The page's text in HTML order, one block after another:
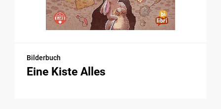
Bilderbuch
Eine Kiste Alles